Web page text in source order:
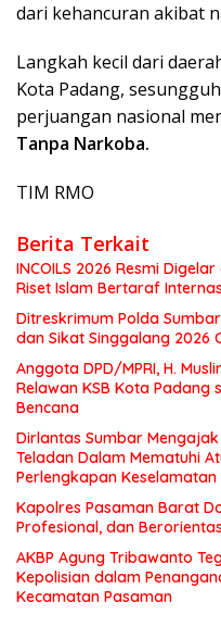
dari kehancuran akibat
Langkah kecil dari
Kota Padang,
perjuangan nasional
Tanpa Narkoba.
TIM RMO
Berita Terkait
INCOILS 2026 Resmi
Riset Islam Bertaraf
Ditreskrimum Polda
dan Sikat Singgalang 2026
Anggota DPD/MPRI, H.
Relawan KSB Kota
Bencana
Dirlantas Sumbar
Teladan Dalam Mematuhi
Perlengkapan
Kapolres Pasaman Barat
Profesional, dan
AKBP Agung Tribawanto
Kepolisian dalam
Kecamatan Pasaman